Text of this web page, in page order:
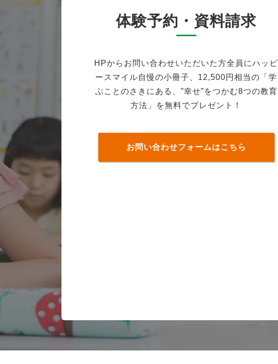
体験予約・資料請求
HPからお問い合わせいただいた方全員にハッピ
ースマイル自慢の小冊子、12,500円相当の「学
ぶことのさきにある、”幸せ”をつかむ8つの教育
方法」を無料でプレゼント！
お問い合わせフォームはこちら